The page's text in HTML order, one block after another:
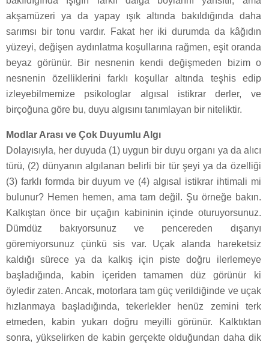
akşamüzeri ya da yapay ışık altında bakıldığında daha
sarımsı bir tonu vardır. Fakat her iki durumda da kâğıdın
yüzeyi, değişen aydınlatma koşullarına rağmen, eşit oranda
beyaz görünür. Bir nesnenin kendi değişmeden bizim o
nesnenin özelliklerini farklı koşullar altında teşhis edip
izleyebilmemize psikologlar algısal istikrar derler, ve
birçoğuna göre bu, duyu algısını tanımlayan bir niteliktir.
Modlar Arası ve Çok Duyumlu Algı
Dolayısıyla, her duyuda (1) uygun bir duyu organı ya da alıcı
türü, (2) dünyanın algılanan belirli bir tür şeyi ya da özelliği
(3) farklı formda bir duyum ve (4) algısal istikrar ihtimali mi
bulunur? Hemen hemen, ama tam değil. Şu örneğe bakın.
Kalkıştan önce bir uçağın kabininin içinde oturuyorsunuz.
Dümdüz bakıyorsunuz ve pencereden dışarıyı
göremiyorsunuz çünkü sis var. Uçak alanda hareketsiz
kaldığı sürece ya da kalkış için piste doğru ilerlemeye
başladığında, kabin içeriden tamamen düz görünür ki
öyledir zaten. Ancak, motorlara tam güç verildiğinde ve uçak
hızlanmaya başladığında, tekerlekler henüz zemini terk
etmeden, kabin yukarı doğru meyilli görünür. Kalktıktan
sonra, yükselirken de kabin gerçekte olduğundan daha dik